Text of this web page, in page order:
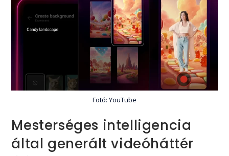
Fotó: YouTube
Mesterséges intelligencia
által generált videóháttér